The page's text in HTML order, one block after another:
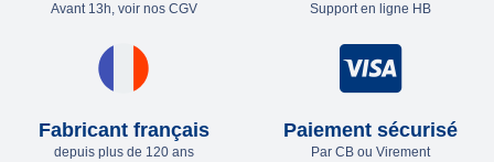
Avant 13h, voir nos CGV Support en ligne HB
Fabricant français
depuis plus de 120 ans
Paiement sécurisé
Par CB ou Virement